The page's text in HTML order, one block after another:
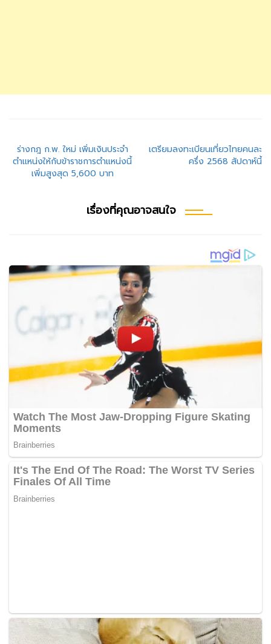
แนะแนว
เรื่อง
ร่างกฎ ก.พ. ใหม่ เพิ่มเงินประจำ
ตำแหน่งให้กับข้าราชการตำแหน่งนี้
เพิ่มสูงสุด 5,600 บาท
เตรียมลงทะเบียนเที่ยวไทยคนละ
ครึ่ง 2568 สัปดาห์นี้
เรื่องที่คุณอาจสนใจ